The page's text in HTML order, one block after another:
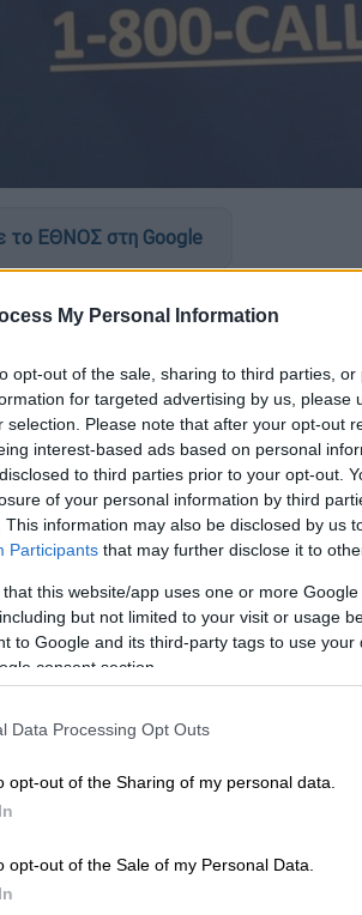
My Personal Information
opt-out of the sale, sharing to third parties,
for targeted advertising by us, please
selection. Please note that after your opt-out
interest-based ads based on personal
to third parties prior to your opt-out.
of your personal information by third
This information may also be disclosed by us
Participants that may further disclose it to
that this website/app uses one or more
but not limited to your visit or usage
to Google and its third-party tags to use
consent section.
Data Processing Opt Outs
opt-out of the Sharing of my personal data.
opt-out of the Sale of my Personal Data.
το ΕΘΝΟΣ στη Google
παιδόφιλουΤζέφρι Έπσταϊν
με δημοσίευμα του
μεταξύ άλλων εντοπίζονται
την υποβολή ενστάσεων
μεσάνυχτα της Δευτέρας (1/
Γκίφρε κατέθεσε
του εκλιπόντος Βρετανού
μαρτυρίες
εκτιμήσεις για τα